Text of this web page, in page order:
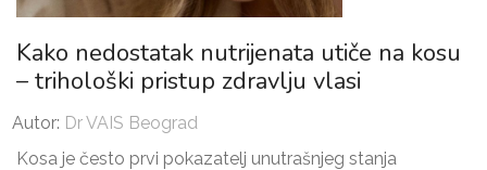
Kako nedostatak nutrijenata utiče na kosu
– trihološki pristup zdravlju vlasi
Autor: Dr VAIS Beograd
Kosa je često prvi pokazatelj unutrašnjeg stanja